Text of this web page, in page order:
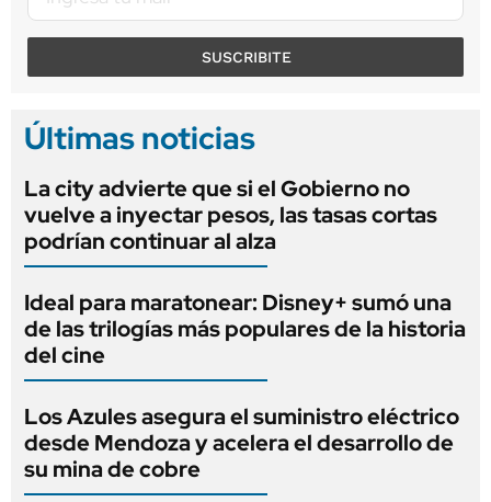
SUSCRIBITE
Últimas noticias
La city advierte que si el Gobierno no
vuelve a inyectar pesos, las tasas cortas
podrían continuar al alza
Ideal para maratonear: Disney+ sumó una
de las trilogías más populares de la historia
del cine
Los Azules asegura el suministro eléctrico
desde Mendoza y acelera el desarrollo de
su mina de cobre